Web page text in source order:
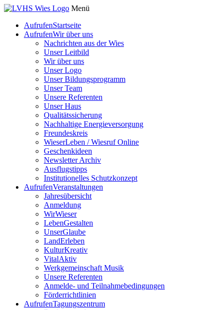
Menü
AufrufenStartseite
AufrufenWir über uns
Nachrichten aus der Wies
Unser Leitbild
Wir über uns
Unser Logo
Unser Bildungsprogramm
Unser Team
Unsere Referenten
Unser Haus
Qualitätssicherung
Nachhaltige Energieversorgung
Freundeskreis
WieserLeben / Wiesruf Online
Geschenkideen
Newsletter Archiv
Ausflugstipps
Institutionelles Schutzkonzept
AufrufenVeranstaltungen
Jahresübersicht
Anmeldung
WirWieser
LebenGestalten
UnserGlaube
LandErleben
KulturKreativ
VitalAktiv
Werkgemeinschaft Musik
Unsere Referenten
Anmelde- und Teilnahmebedingungen
Förderrichtlinien
AufrufenTagungszentrum